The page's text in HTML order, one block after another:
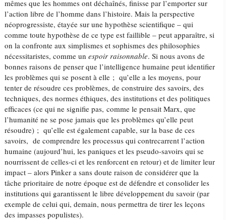
mêmes que les hommes ont déchaînés, finisse par l’emporter sur
l’action libre de l’homme dans l’histoire. Mais la perspective
néoprogressiste, étayée sur une hypothèse scientifique – qui
comme toute hypothèse de ce type est faillible – peut apparaître, si
on la confronte aux simplismes et sophismes des philosophies
nécessitaristes, comme unespoir raisonnable. Si nous avons de
bonnes raisons de penser que l’intelligence humaine peut identifier
les problèmes qui se posent à elle ; qu’elle a les moyens, pour
tenter de résoudre ces problèmes, de construire des savoirs, des
techniques, des normes éthiques, des institutions et des politiques
efficaces (ce qui ne signifie pas, comme le pensait Marx, que
l’humanité ne se pose jamais que les problèmes qu’elle peut
résoudre) ; qu’elle est également capable, sur la base de ces
savoirs, de comprendre les processus qui contrecarrent l’action
humaine (aujourd’hui, les paniques et les pseudo-savoirs qui se
nourrissent de celles-ci et les renforcent en retour) et de limiter leur
impact – alors Pinker a sans doute raison de considérer que la
tâche prioritaire de notre époque est de défendre et consolider les
institutions qui garantissent le libre développement du savoir (par
exemple de celui qui, demain, nous permettra de tirer les leçons
des impasses populistes).